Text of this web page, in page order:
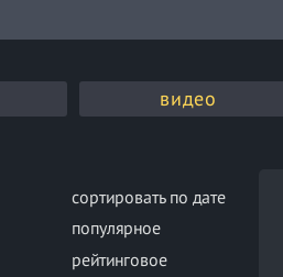
видео
сортировать по дате
популярное
рейтинговое